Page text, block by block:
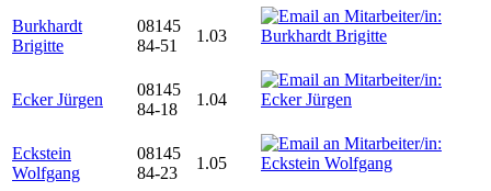
Burkhardt
Brigitte
08145
84-51
1.03
Ecker Jürgen
08145
84-18
1.04
Eckstein
Wolfgang
08145
84-23
1.05